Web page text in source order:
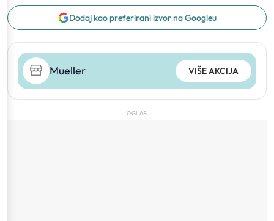
Dodaj kao preferirani izvor na Googleu
Mueller VIŠE AKCIJA
OGLAS